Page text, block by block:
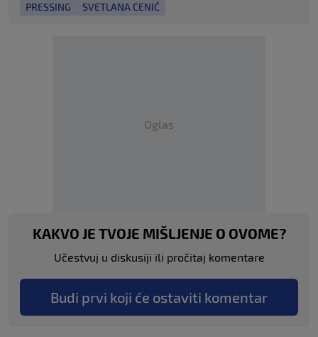
PRESSING SVETLANA CENIĆ
Oglas
KAKVO JE TVOJE MIŠLJENJE O OVOME?
Učestvuj u diskusiji ili pročitaj komentare
Budi prvi koji će ostaviti komentar